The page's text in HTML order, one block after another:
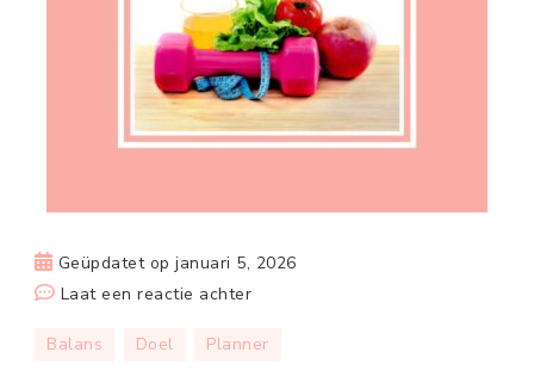
Geüpdatet opjanuari 5, 2026
Laat een reactie achterop
goede
Balans Doel Planner